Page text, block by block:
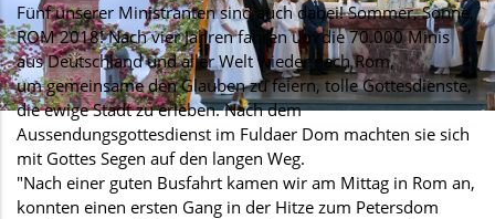
Fünf unserer Ministranten sind auch dabei! Sommer, Sonne,
ROM 2018! Nach vier Jahren fahren um die 70.000 Minis
aus Deutschland und aller Welt wieder nach Rom,
um gemeinsame den Glauben zu feiern, tolle Gottesdienste,
die ewige Stadt zu erleben. Nach dem
Aussendungsgottesdienst im Fuldaer Dom machten sie sich
mit Gottes Segen auf den langen Weg.
"Nach einer guten Busfahrt kamen wir am Mittag in Rom an,
konnten einen ersten Gang in der Hitze zum Petersdom